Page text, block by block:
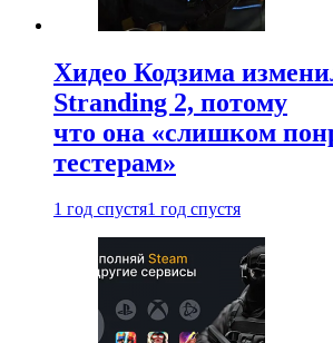
Хидео Кодзима
Stranding 2, потому
что она «слишком
тестерам»
1 год спустя1 год спустя